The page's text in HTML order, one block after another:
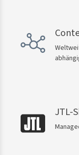
JTL-